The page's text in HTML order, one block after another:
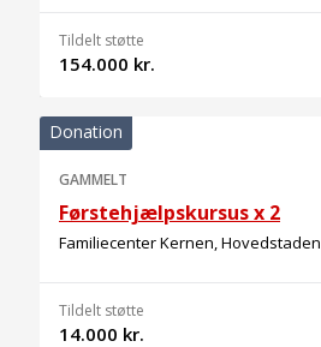
Tildelt støtte
154.000 kr.
Donation
GAMMELT
Førstehjælpskursus x 2
Familiecenter Kernen, Hovedstaden
Tildelt støtte
14.000 kr.